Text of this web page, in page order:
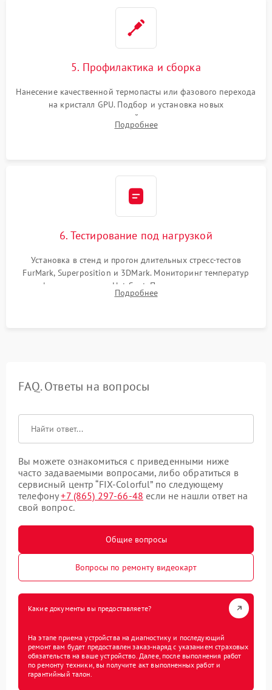
5. Профилактика и сборка
Нанесение качественной термопасты или фазового перехода
на кристалл GPU. Подбор и установка новых
термопрокладок правильной толщины на память и цепи
питания. Монтаж радиатора и бэкплейта, подключение и
Подробнее
6. Тестирование под нагрузкой
Установка в стенд и прогон длительных стресс-тестов
FurMark, Superposition и 3DMark. Мониторинг температур
графического чипа и Hot Spot. Проверка на отсутствие
артефактов изображения, вылетов драйвера и зависаний.
Подробнее
FAQ. Ответы на вопросы
Вы можете ознакомиться с приведенными ниже
часто задаваемыми вопросами, либо обратиться в
сервисный центр “FIX-Colorful” по следующему
телефону+7 (865) 297-66-48 если не нашли ответ на
свой вопрос.
Общие вопросы
Вопросы по ремонту видеокарт
Какие документы вы предоставляете?
На этапе приема устройства на диагностику и последующий
ремонт вам будет предоставлен заказ-наряд с указанием страховых
обязательств на ваше устройство. Далее, после выполнения работ
по ремонту техники, вы получите акт выполненных работ и
гарантийный талон.